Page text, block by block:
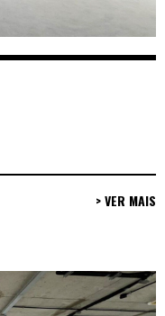
> VER MAIS